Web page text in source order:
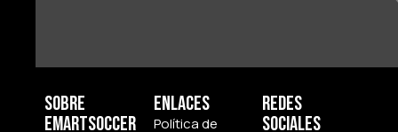
Sobre
Emartsoccer
Enlaces
Política de
Redes
Sociales